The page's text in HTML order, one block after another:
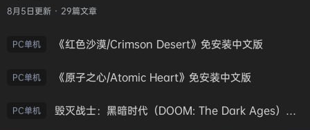
8月5日更新 · 29篇文章
PC单机 《红色沙漠/Crimson Desert》免安装中文版
PC单机 《原子之心/Atomic Heart》免安装中文版
PC单机 毁灭战士：黑暗时代（DOOM: The Dark Ages）免安装中文版